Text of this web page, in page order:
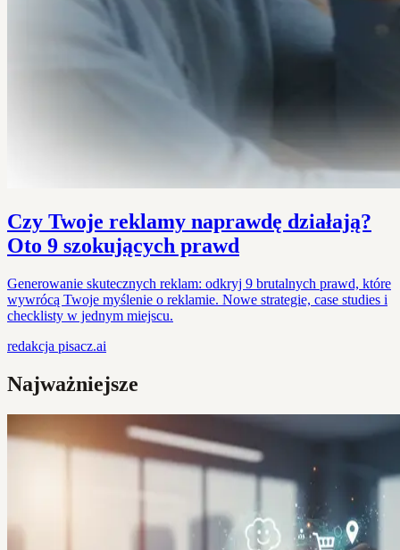
Czy Twoje reklamy naprawdę działają?
Oto 9 szokujących prawd
Generowanie skutecznych reklam: odkryj 9 brutalnych prawd, które
wywrócą Twoje myślenie o reklamie. Nowe strategie, case studies i
checklisty w jednym miejscu.
redakcja pisacz.ai
Najważniejsze